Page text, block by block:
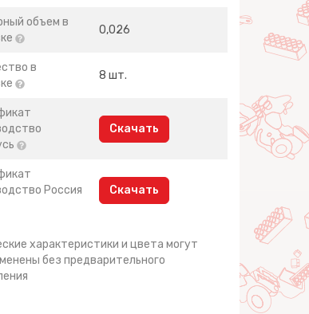
объем в
0,026
в
8 шт.
Скачать
Россия
Скачать
характеристики и цвета могут
без предварительного